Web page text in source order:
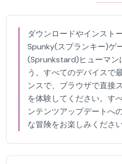
ダウンロードやインスト
Spunky(スプランキー)ゲ
(Sprunkstard)ヒューマン
う。すべてのデバイスで
ンスで、ブラウザで直接
を体験してください。す
ンテンツアップデートへ
な冒険をお楽しみください